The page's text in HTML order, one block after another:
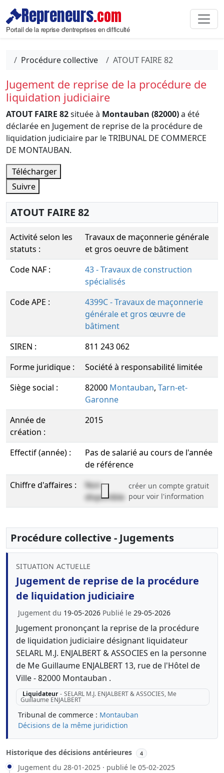
Repreneurs.com
Portail de la reprise d'entreprises en difficulté
Procédure collective ATOUT FAIRE 82
Jugement de reprise de la procédure de
liquidation judiciaire
ATOUT FAIRE 82située à Montauban (82000)a été
déclarée en Jugement de reprise de la procédure de
liquidation judiciaire par le TRIBUNAL DE COMMERCE
DE MONTAUBAN.
Télécharger
Suivre
ATOUT FAIRE 82
Activité selon les
statuts :
Travaux de maçonnerie générale
et gros oeuvre de bâtiment
Code NAF :
43 - Travaux de construction
spécialisés
Code APE :
4399C - Travaux de maçonnerie
générale et gros œuvre de
bâtiment
SIREN :
811 243 062
Forme juridique :
Société à responsabilité limitée
Siège social :
82000 Montauban, Tarn-et-
Garonne
Année de
création :
2015
Effectif (année) :
Pas de salarié au cours de l'année
de référence
Chiffre d'affaires :
Non
disponible
créer un compte gratuit
pour voir l'information
Procédure collective - Jugements
SITUATION ACTUELLE
Jugement de reprise de la procédure
de liquidation judiciaire
Jugement du 19-05-2026 Publié le 29-05-2026
Jugement prononçant la reprise de la procédure
de liquidation judiciaire désignant liquidateur
SELARL M.J. ENJALBERT & ASSOCIES en la personne
de Me Guillaume ENJALBERT 13, rue de l'Hôtel de
Ville - 82000 Montauban .
Liquidateur - SELARL M.J. ENJALBERT & ASSOCIES, Me
Guillaume ENJALBERT
Tribunal de commerce : Montauban
Décisions de la même juridiction
Historique des décisions antérieures 4
Jugement du 28-01-2025 · publié le 05-02-2025